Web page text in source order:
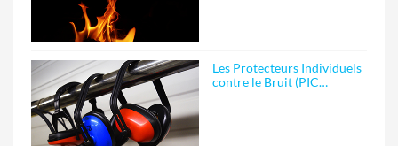
Les Protecteurs Individuels
contre le Bruit (PIC…